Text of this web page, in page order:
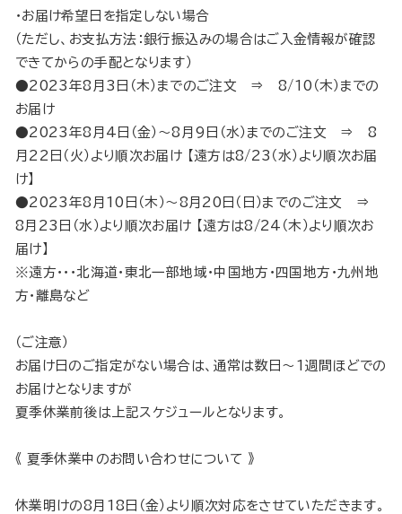
・お届け希望日を指定しない場合
（ただし、お支払方法：銀行振込みの場合はご入金情報が確認
できてからの手配となります）
●2023年8月3日（木）までのご注文 ⇒ 8/10（木）までの
お届け
●2023年8月4日（金）～8月9日（水）までのご注文 ⇒ 8
月22日（火）より順次お届け 【遠方は8/23（水）より順次お届
け】
●2023年8月10日（木）～8月20日（日）までのご注文 ⇒
8月23日（水）より順次お届け 【遠方は8/24（木）より順次お
届け】
※遠方・・・北海道・東北一部地域・中国地方・四国地方・九州地
方・離島など
（ご注意）
お届け日のご指定がない場合は、通常は数日～1週間ほどでの
お届けとなりますが
夏季休業前後は上記スケジュールとなります。
《 夏季休業中のお問い合わせについて 》
休業明けの8月18日（金）より順次対応をさせていただきます。